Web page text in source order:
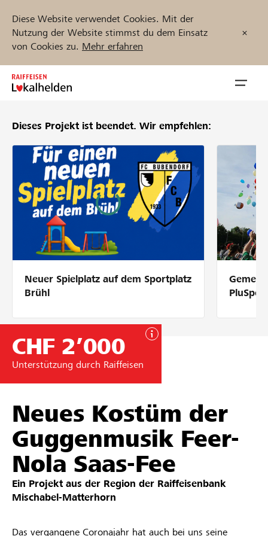
Diese Website verwendet Cookies. Mit der
Nutzung der Website stimmst du dem Einsatz
von Cookies zu. Mehr erfahren
Zum
Inhalt
Unterstützen
Hilfe & Support
Partner / Raiffeisenbank
Anmelden
Projekte und Organisationen finden
DE FR IT
Dieses Projekt ist beendet. Wir empfehlen:
Neuer Spielplatz auf dem Sportplatz
Brühl
CHF 2’000
Unterstützung durch Raiffeisen
Neues Kostüm der
Guggenmusik Feer-
Nola Saas-Fee
Ein Projekt aus der Region der Raiffeisenbank
Mischabel-Matterhorn
Das vergangene Coronajahr hat auch bei uns seine